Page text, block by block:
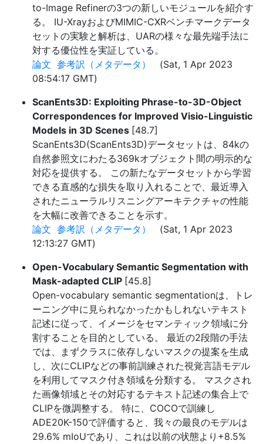
to-Image Refinerの3つの新しいモジュールを紹介す
る。 IU-XrayおよびMIMIC-CXRベンチマークデータ
セットの実験と解析は、UARの様々な最先端手法に
対する優位性を実証している。
論文 参考訳（メタデータ）
(Sat, 1 Apr 2023
08:54:17 GMT)
ScanEnts3D: Exploiting Phrase-to-3D-Object
Correspondences for Improved Visio-Linguistic
Models in 3D Scenes [48.7]
ScanEnts3D(ScanEnts3D)データセットは、84kの
自然参照文にわたる369kオブジェクト間の明示的な
対応を提供する。 この新たなデータセットから学習
できる直感的な損失を取り入れることで、最近導入
されたニューラルリスニングアーキテクチャの性能
を大幅に改善できることを示す。
論文 参考訳（メタデータ）
(Sat, 1 Apr 2023
12:13:27 GMT)
Open-Vocabulary Semantic Segmentation with
Mask-adapted CLIP [45.8]
Open-vocabulary semantic segmentationは、トレ
ーニング中に見られなかったかもしれないテキスト
記述に従って、イメージをセマンティック領域に分
割することを目的としている。 最近の2段階の手法
では、まずクラスに依存しないマスクの提案を生成
し、次にCLIPなどの事前訓練された視覚言語モデル
を利用してマスク付き領域を分類する。 マスクされ
た画像領域とその対応するテキスト記述の集合上で
CLIPを微調整する。 特に、COCOで訓練し
ADE20K-150で評価すると、我々の最良のモデルは
29.6% mIoUであり、これは以前の状態より+8.5%